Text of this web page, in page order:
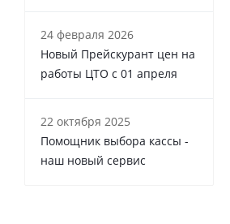
24 февраля 2026
Новый Прейскурант цен на
работы ЦТО с 01 апреля
22 октября 2025
Помощник выбора кассы -
наш новый сервис